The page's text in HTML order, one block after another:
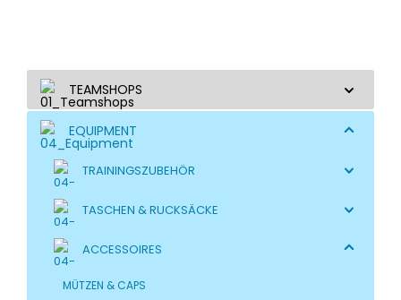
TEAMSHOPS
EQUIPMENT
TRAININGSZUBEHÖR
TASCHEN & RUCKSÄCKE
ACCESSOIRES
MÜTZEN & CAPS